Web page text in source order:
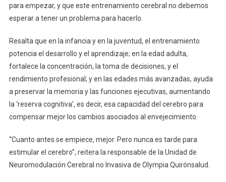
para empezar, y que este entrenamiento cerebral no debemos
esperar a tener un problema para hacerlo.
Resalta que en la infancia y en la juventud, el entrenamiento
potencia el desarrollo y el aprendizaje; en la edad adulta,
fortalece la concentración, la toma de decisiones, y el
rendimiento profesional; y en las edades más avanzadas, ayuda
a preservar la memoria y las funciones ejecutivas, aumentando
la ‘reserva cognitiva’, es decir, esa capacidad del cerebro para
compensar mejor los cambios asociados al envejecimiento.
“Cuanto antes se empiece, mejor. Pero nunca es tarde para
estimular el cerebro”, reitera la responsable de la Unidad de
Neuromodulación Cerebral no Invasiva de Olympia Quirónsalud.